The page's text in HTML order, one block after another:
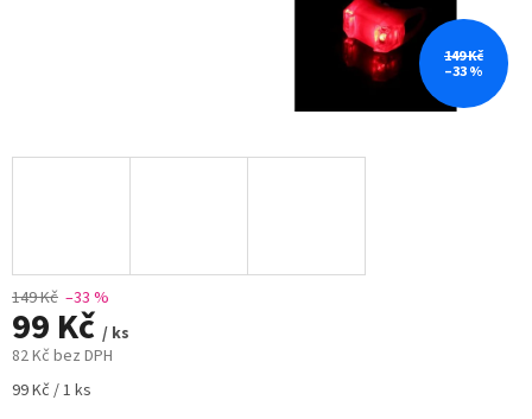
149 Kč
–33 %
149 Kč –33 %
99 Kč / ks
82 Kč bez DPH
Měrná
99 Kč / 1 ks